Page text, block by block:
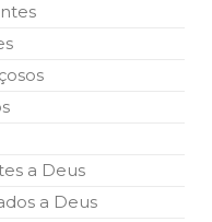
a Deus
a Deus